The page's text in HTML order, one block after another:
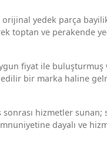
yedek parça
toptan ve perakende
fiyat ile buluşturmuş
bir marka haline
sonrası hizmetler
dayalı ve